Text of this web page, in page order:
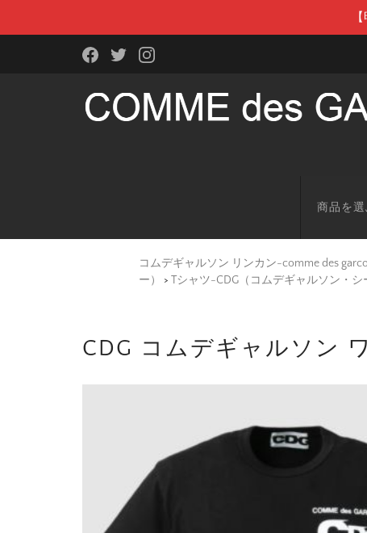
商品を選
コムデギャルソン リンカン-comme des
ー）
> Tシャツ-CDG（コムデギャルソン・シ
CDG コムデギャルソン